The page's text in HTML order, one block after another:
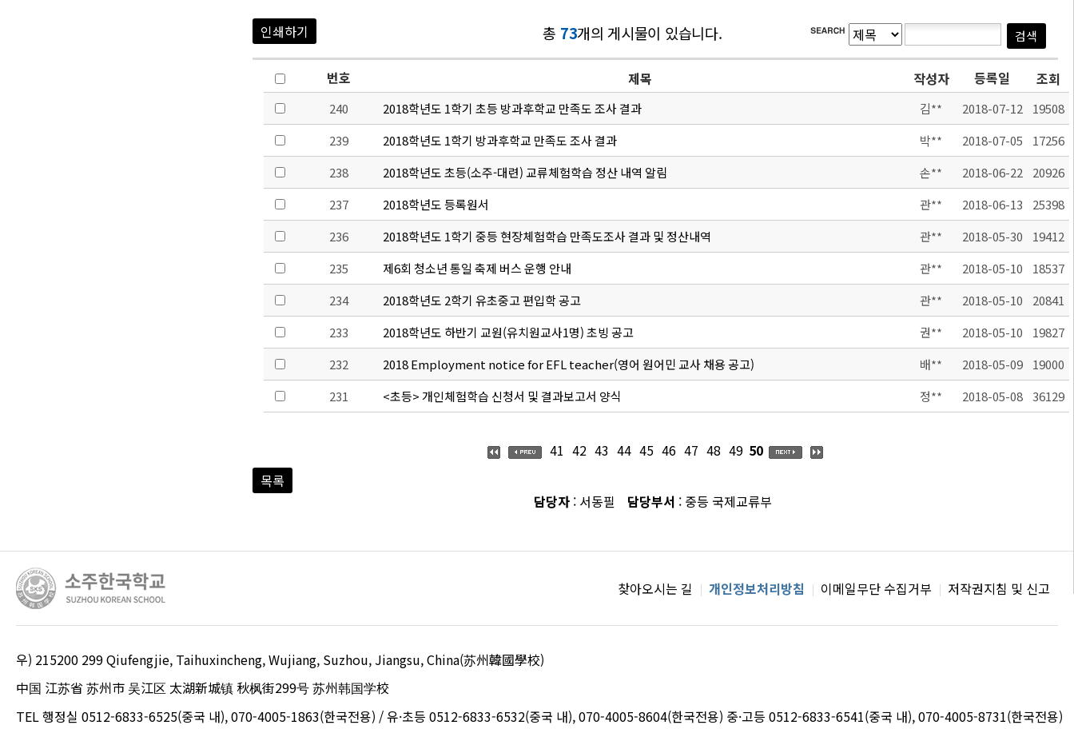
인쇄하기 총 73개의 게시물이 있습니다.
번호 제목 작성자 등록일 조회
240 2018학년도 1학기 초등 방과후학교 만족도 조사 결과 김** 2018-07-12
19508
239
2018학년도 1학기 방과후학교 만족도 조사 결과 박** 2018-07-05
17256
238
2018학년도 초등(소주-대련) 교류체험학습 정산 내역 알림 손** 2018-06-22
20926
237
2018학년도 등록원서 관** 2018-06-13
25398
236
2018학년도 1학기 중등 현장체험학습 만족도조사 결과 및 정산내역 관** 2018-05-30
19412
235
제6회 청소년 통일 축제 버스 운행 안내 관** 2018-05-10
18537
234
2018학년도 2학기 유초중고 편입학 공고 관** 2018-05-10
20841
233
2018학년도 하반기 교원(유치원교사1명) 초빙 공고 권** 2018-05-10
19827
232
2018 Employment notice for EFL teacher(영어 원어민 교사 채용 공고) 배** 2018-05-09
19000
231
<초등> 개인체험학습 신청서 및 결과보고서 양식 정** 2018-05-08 36129
41 42 43 44 45 46 47 48 49 50
목록
담당자 : 서동필 담당부서 : 중등 국제교류부
찾아오시는 길 개인정보처리방침 이메일무단 수집거부 저작권지침 및 신고
우) 215200 299 Qiufengjie, Taihuxincheng, Wujiang, Suzhou, Jiangsu, China(苏州韓國學校)
中国 江苏省 苏州市 吴江区 太湖新城镇 秋枫街299号 苏州韩国学校
TEL 행정실 0512-6833-6525(중국 내), 070-4005-1863(한국전용) / 유·초등 0512-6833-6532(중국 내), 070-4005-8604(한국전용) 중·고등 0512-6833-6541(중국 내), 070-4005-8731(한국전용)